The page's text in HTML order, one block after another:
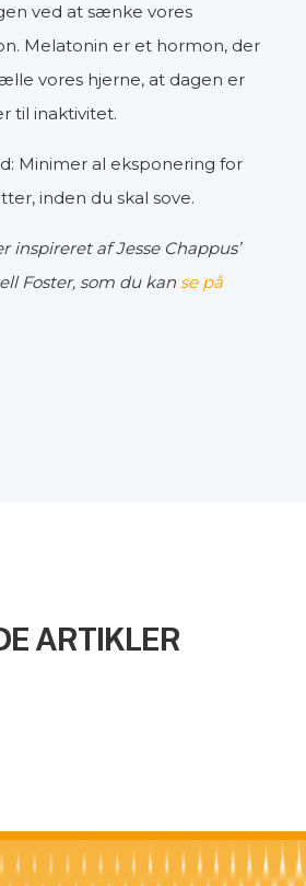
ved at sænke vores
Melatonin er et hormon, der
vores hjerne, at dagen er
til inaktivitet.
Minimer al eksponering for
inden du skal sove.
af Jesse Chappus’
Foster, som du kan se på
ARTIKLER